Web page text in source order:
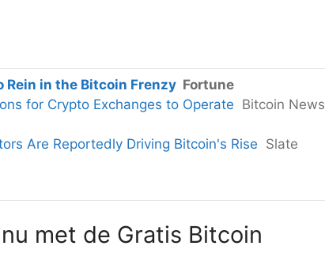
Rein in the Bitcoin Frenzy Fortune
for Crypto Exchanges to Operate Bitcoin News
Are Reportedly Driving Bitcoin's Rise Slate
met de Gratis Bitcoin